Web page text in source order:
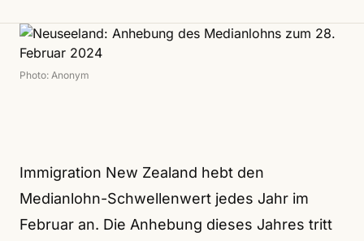
Photo: Anonym
Immigration New Zealand hebt den
Medianlohn-Schwellenwert jedes Jahr im
Februar an. Die Anhebung dieses Jahres tritt